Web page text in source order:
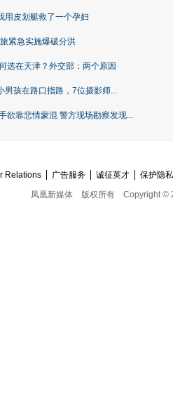
用皮划艇救了一个孕妇
紧急实施爆破分洪
选在天津？外交部：两个原因
男孩在路口指路，7位摄影师...
欲靠悲情蒙混 警方现场勘察发现...
Relations 广告服务 诚征英才
保护隐
凤凰新媒体
版权所有 Copyright ©